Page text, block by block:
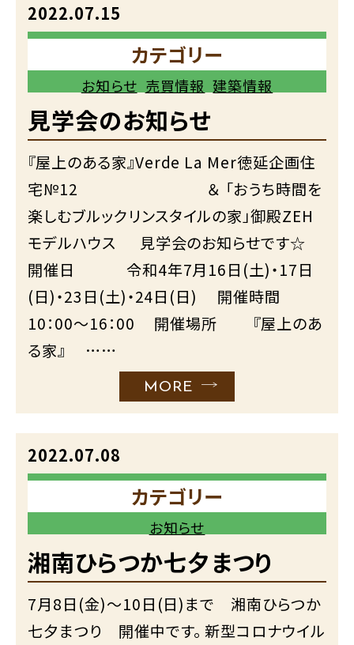
2022.07.15
カテゴリー
お知らせ 売買情報 建築情報
見学会のお知らせ
『屋上のある家』Verde La Mer徳延企画住
宅№12 ＆ 「おうち時間を
楽しむブルックリンスタイルの家」御殿ZEH
モデルハウス 見学会のお知らせです☆
開催日 令和4年7月16日(土)・17日
(日)・23日(土)・24日(日) 開催時間
10：00～16：00 開催場所 『屋上のあ
る家』 ……
MORE
2022.07.08
カテゴリー
お知らせ
湘南ひらつか七夕まつり
7月8日(金)～10日(日)まで 湘南ひらつか
七夕まつり 開催中です。 新型コロナウイル